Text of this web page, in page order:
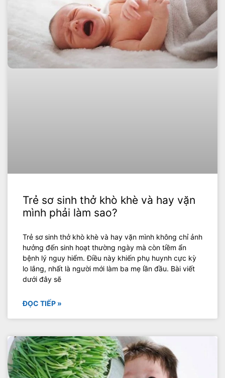
Trẻ sơ sinh thở khò khè và hay vặn
mình phải làm sao?
Trẻ sơ sinh thở khò khè và hay vặn mình không chỉ ảnh
hưởng đến sinh hoạt thường ngày mà còn tiềm ẩn
bệnh lý nguy hiểm. Điều này khiến phụ huynh cực kỳ
lo lắng, nhất là người mới làm ba mẹ lần đầu. Bài viết
dưới đây sẽ
ĐỌC TIẾP »